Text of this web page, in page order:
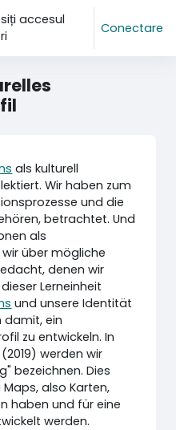
accesul
Conectare
als kulturell
Wir haben zum
und die
betrachtet. Und
als
über mögliche
denen wir
Lerneinheit
und unsere Identität
damit, ein
zu entwickeln. In
werden wir
bezeichnen. Dies
also Karten,
haben und für eine
werden.